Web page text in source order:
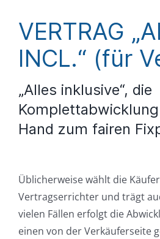
VERTRAG
INCL.“ (für
„Alles inklusive“, die
Hand zum fairen
Üblicherweise wählt die
Vertragserrichter und trägt
vielen Fällen erfolgt die
einen von der Verkäuferseite